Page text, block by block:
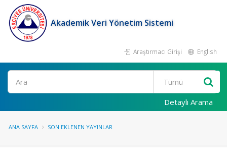
Akademik Veri Yönetim Sistemi
Araştırmacı Girişi English
Ara
Detaylı Arama
ANA SAYFA SON EKLENEN YAYINLAR